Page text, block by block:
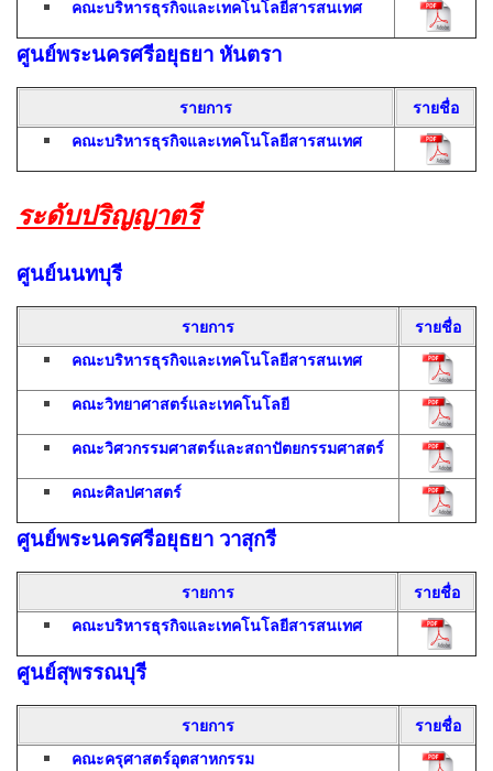
คณะบริหารธุรกิจและเทคโนโลยีสารสนเทศ
ศูนย์พระนครศรีอยุธยา หันตรา
รายการ
รายชื่อ
คณะบริหารธุรกิจและเทคโนโลยีสารสนเทศ
ระดับปริญญาตรี
ศูนย์นนทบุรี
รายการ
รายชื่อ
คณะบริหารธุรกิจและเทคโนโลยีสารสนเทศ
คณะวิทยาศาสตร์และเทคโนโลยี
คณะวิศวกรรมศาสตร์และสถาปัตยกรรมศาสตร์
คณะศิลปศาสตร์
ศูนย์พระนครศรีอยุธยา วาสุกรี
รายการ
รายชื่อ
คณะบริหารธุรกิจและเทคโนโลยีสารสนเทศ
ศูนย์สุพรรณบุรี
รายการ
รายชื่อ
คณะครุศาสตร์อุตสาหกรรม